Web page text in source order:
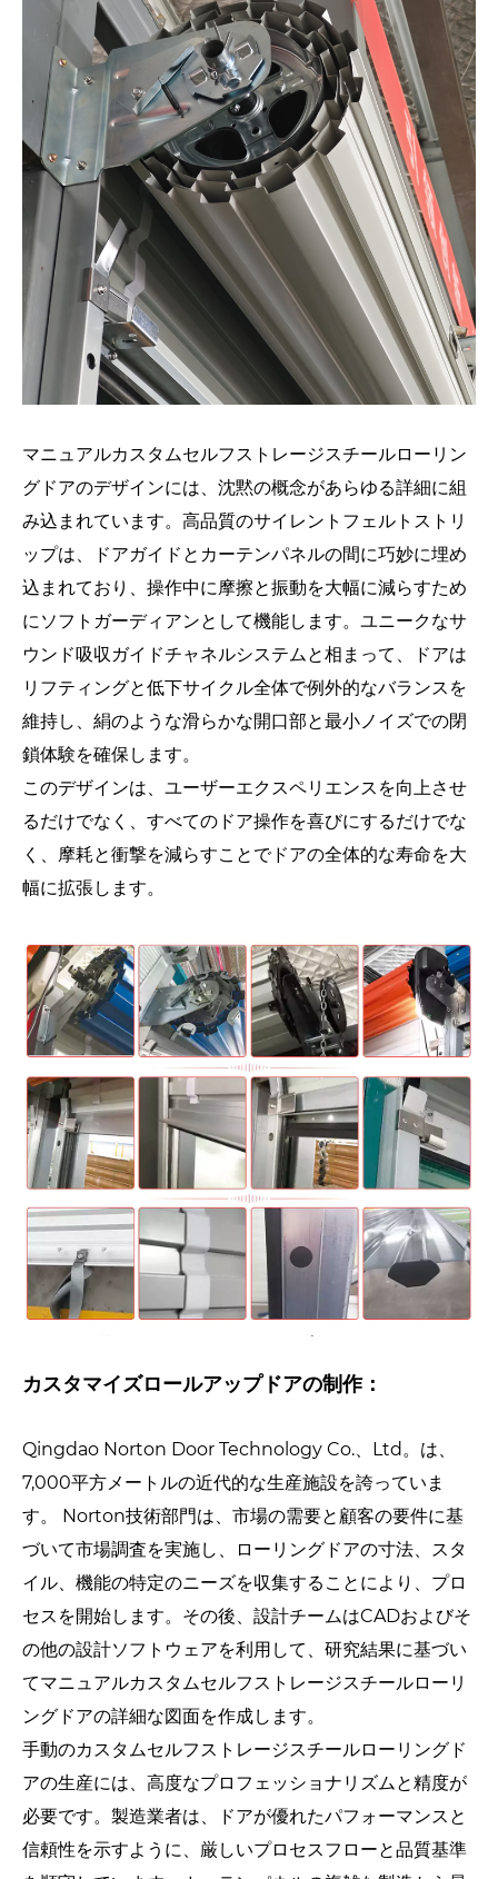
マニュアルカスタムセルフストレージスチールローリン
グドアのデザインには、沈黙の概念があらゆる詳細に組
み込まれています。高品質のサイレントフェルトストリ
ップは、ドアガイドとカーテンパネルの間に巧妙に埋め
込まれており、操作中に摩擦と振動を大幅に減らすため
にソフトガーディアンとして機能します。ユニークなサ
ウンド吸収ガイドチャネルシステムと相まって、ドアは
リフティングと低下サイクル全体で例外的なバランスを
維持し、絹のような滑らかな開口部と最小ノイズでの閉
鎖体験を確保します。
このデザインは、ユーザーエクスペリエンスを向上させ
るだけでなく、すべてのドア操作を喜びにするだけでな
く、摩耗と衝撃を減らすことでドアの全体的な寿命を大
幅に拡張します。
カスタマイズロールアップドアの制作：
Qingdao Norton Door Technology Co.、Ltd。は、
7,000平方メートルの近代的な生産施設を誇っていま
す。 Norton技術部門は、市場の需要と顧客の要件に基
づいて市場調査を実施し、ローリングドアの寸法、スタ
イル、機能の特定のニーズを収集することにより、プロ
セスを開始します。その後、設計チームはCADおよびそ
の他の設計ソフトウェアを利用して、研究結果に基づい
てマニュアルカスタムセルフストレージスチールローリ
ングドアの詳細な図面を作成します。
手動のカスタムセルフストレージスチールローリングド
アの生産には、高度なプロフェッショナリズムと精度が
必要です。製造業者は、ドアが優れたパフォーマンスと
信頼性を示すように、厳しいプロセスフローと品質基準